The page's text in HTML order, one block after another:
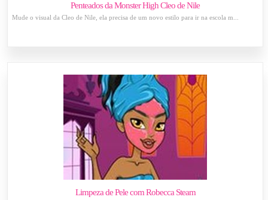
Penteados da Monster High Cleo de Nile
Mude o visual da Cleo de Nile, ela precisa de um novo estilo para ir na escola m...
Limpeza de Pele com Robecca Steam